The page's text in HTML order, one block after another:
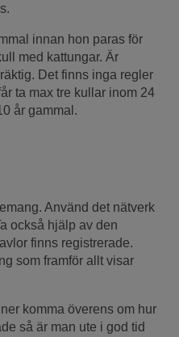
innan hon paras för
med kattungar. Är
Det finns inga regler
ta max tre kullar inom 24
år gammal.
Använd det nätverk
också hjälp av den
finns registrerade.
som framför allt visar
komma överens om hur
så är man ute i god tid